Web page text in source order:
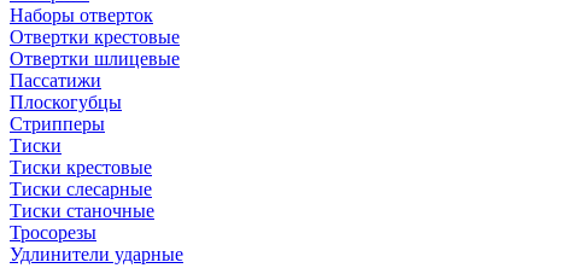
Наборы отверток
Отвертки крестовые
Отвертки шлицевые
Пассатижи
Плоскогубцы
Стрипперы
Тиски
Тиски крестовые
Тиски слесарные
Тиски станочные
Тросорезы
Удлинители ударные